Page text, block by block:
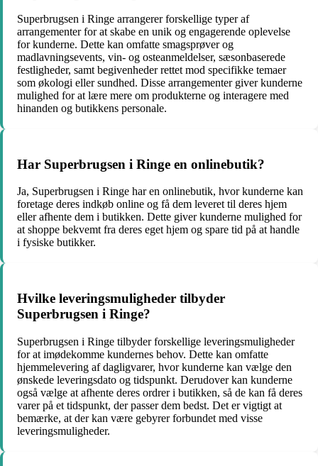
Superbrugsen i Ringe arrangerer forskellige typer af
arrangementer for at skabe en unik og engagerende oplevelse
for kunderne. Dette kan omfatte smagsprøver og
madlavningsevents, vin- og osteanmeldelser, sæsonbaserede
festligheder, samt begivenheder rettet mod specifikke temaer
som økologi eller sundhed. Disse arrangementer giver kunderne
mulighed for at lære mere om produkterne og interagere med
hinanden og butikkens personale.
Har Superbrugsen i Ringe en onlinebutik?
Ja, Superbrugsen i Ringe har en onlinebutik, hvor kunderne kan
foretage deres indkøb online og få dem leveret til deres hjem
eller afhente dem i butikken. Dette giver kunderne mulighed for
at shoppe bekvemt fra deres eget hjem og spare tid på at handle
i fysiske butikker.
Hvilke leveringsmuligheder tilbyder
Superbrugsen i Ringe?
Superbrugsen i Ringe tilbyder forskellige leveringsmuligheder
for at imødekomme kundernes behov. Dette kan omfatte
hjemmelevering af dagligvarer, hvor kunderne kan vælge den
ønskede leveringsdato og tidspunkt. Derudover kan kunderne
også vælge at afhente deres ordrer i butikken, så de kan få deres
varer på et tidspunkt, der passer dem bedst. Det er vigtigt at
bemærke, at der kan være gebyrer forbundet med visse
leveringsmuligheder.